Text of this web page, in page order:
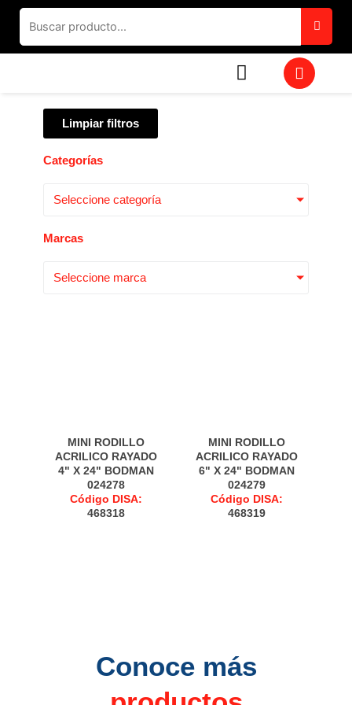
contenido
W
h
Limpiar filtros
Categorías
Seleccione categoría
Marcas
Seleccione marca
MINI RODILLO
ACRILICO RAYADO
4" X 24" BODMAN
024278
Código DISA:
468318
MINI RODILLO
ACRILICO RAYADO
6" X 24" BODMAN
024279
Código DISA:
468319
Conoce más